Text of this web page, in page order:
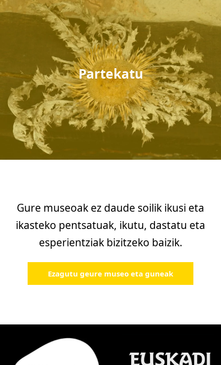
Partekatu
Gure museoak ez daude soilik ikusi eta
ikasteko pentsatuak, ikutu, dastatu eta
esperientziak bizitzeko baizik.
Ezagutu geure museo eta guneak